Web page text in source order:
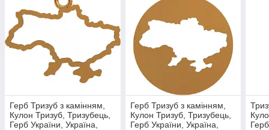
Герб Тризуб з камінням,
Кулон Тризуб, Тризубець,
Герб України, Україна,
Герб Тризуб з камінням,
Кулон Тризуб, Тризубець,
Герб України, Україна,